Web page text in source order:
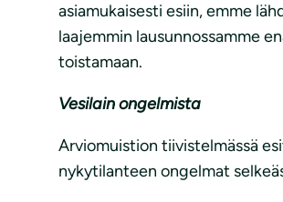
asiamukaisesti esiin, emme
laajemmin lausunnossamme
toistamaan.
Vesilain ongelmista
Arviomuistion tiivistelmässä
nykytilanteen ongelmat